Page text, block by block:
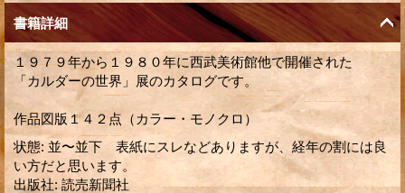
書籍詳細
１９７９年から１９８０年に西武美術館他で開催された
「カルダーの世界」展のカタログです。
作品図版１４２点（カラー・モノクロ）
状態: 並〜並下 表紙にスレなどありますが、経年の割には良
い方だと思います。
出版社: 読売新聞社